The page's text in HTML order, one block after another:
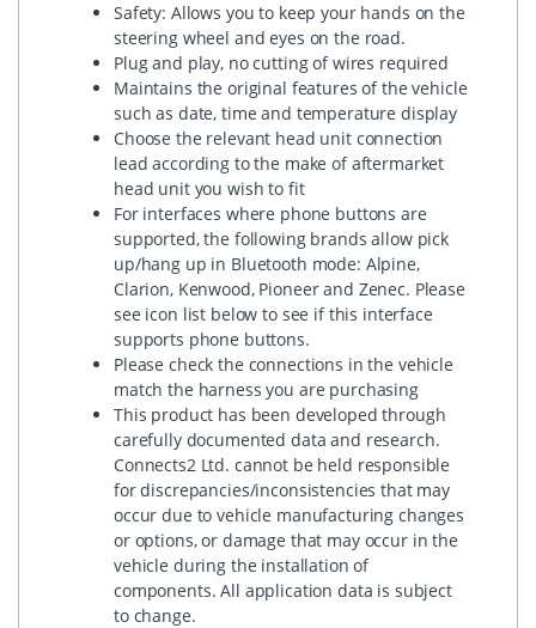
Safety: Allows you to keep your hands on the
steering wheel and eyes on the road.
Plug and play, no cutting of wires required
Maintains the original features of the vehicle
such as date, time and temperature display
Choose the relevant head unit connection
lead according to the make of aftermarket
head unit you wish to fit
For interfaces where phone buttons are
supported, the following brands allow pick
up/hang up in Bluetooth mode: Alpine,
Clarion, Kenwood, Pioneer and Zenec. Please
see icon list below to see if this interface
supports phone buttons.
Please check the connections in the vehicle
match the harness you are purchasing
This product has been developed through
carefully documented data and research.
Connects2 Ltd. cannot be held responsible
for discrepancies/inconsistencies that may
occur due to vehicle manufacturing changes
or options, or damage that may occur in the
vehicle during the installation of
components. All application data is subject
to change.